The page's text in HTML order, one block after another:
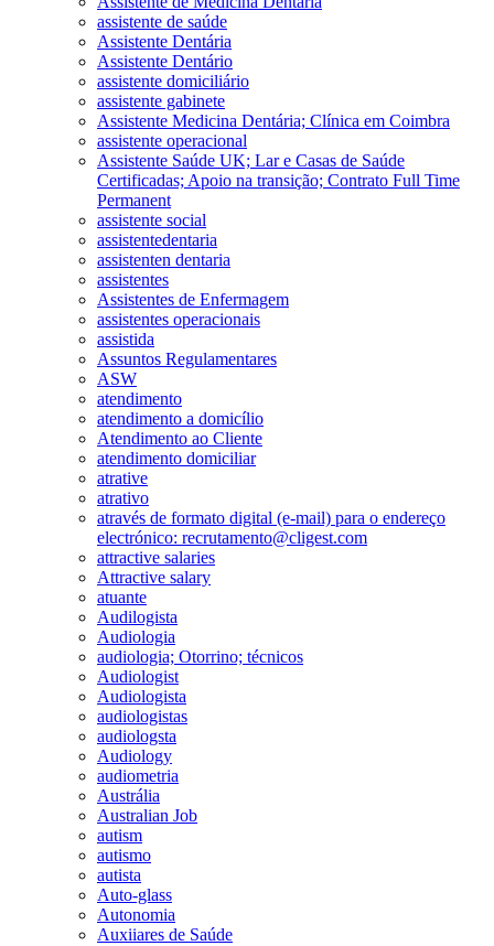
assistente de saúde
Assistente Dentária
Assistente Dentário
assistente domiciliário
assistente gabinete
Assistente Medicina Dentária; Clínica em Coimbra
assistente operacional
Assistente Saúde UK; Lar e Casas de Saúde
Certificadas; Apoio na transição; Contrato Full Time
Permanent
assistente social
assistentedentaria
assistenten dentaria
assistentes
Assistentes de Enfermagem
assistentes operacionais
assistida
Assuntos Regulamentares
ASW
atendimento
atendimento a domicílio
Atendimento ao Cliente
atendimento domiciliar
atrative
atrativo
através de formato digital (e-mail) para o endereço
electrónico: recrutamento@cligest.com
attractive salaries
Attractive salary
atuante
Audilogista
Audiologia
audiologia; Otorrino; técnicos
Audiologist
Audiologista
audiologistas
audiologsta
Audiology
audiometria
Austrália
Australian Job
autism
autismo
autista
Auto-glass
Autonomia
Auxiiares de Saúde